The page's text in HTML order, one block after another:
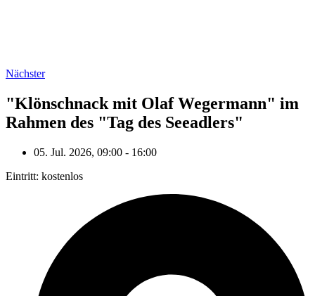
Nächster
"Klönschnack mit Olaf Wegermann" im
Rahmen des "Tag des Seeadlers"
05. Jul. 2026, 09:00 - 16:00
Eintritt: kostenlos